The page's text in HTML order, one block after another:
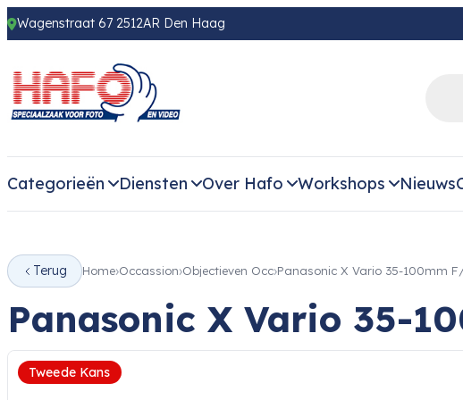
Wagenstraat 67 2512AR Den Haag
Categorieën Diensten Over Hafo Workshops Nieuws
Terug Home Occassion Objectieven Occ Panasonic X Vario 35-100mm
Panasonic X Vario 35-
Tweede Kans